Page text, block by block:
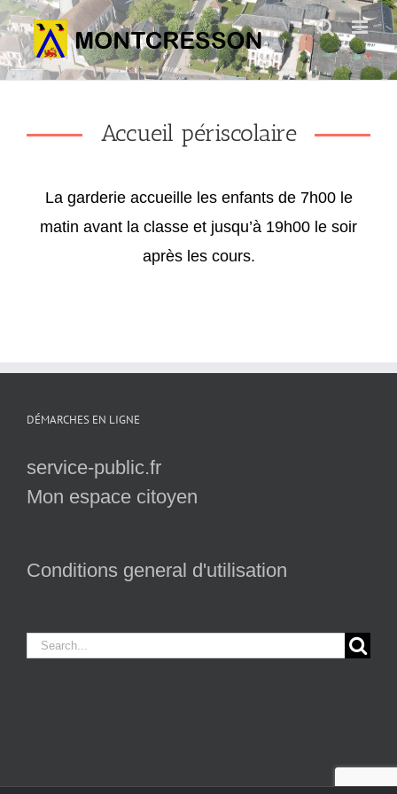
Skip
to
content
Accueil périscolaire
La garderie accueille les enfants de 7h00 le
matin avant la classe et jusqu’à 19h00 le soir
après les cours.
DÉMARCHES EN LIGNE
service-public.fr
Mon espace citoyen
Conditions general d'utilisation
Search